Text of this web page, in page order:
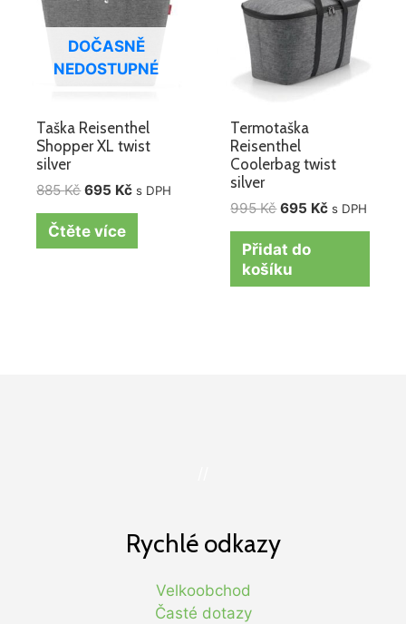
DOČASNĚ
NEDOSTUPNÉ
Taška Reisenthel
Shopper XL twist
silver
885Kč 695 Kč s DPH
Čtěte více
Termotaška
Reisenthel
Coolerbag twist
silver
995Kč 695 Kč s DPH
Přidat do
košíku
Rychlé odkazy
Velkoobchod
Časté dotazy